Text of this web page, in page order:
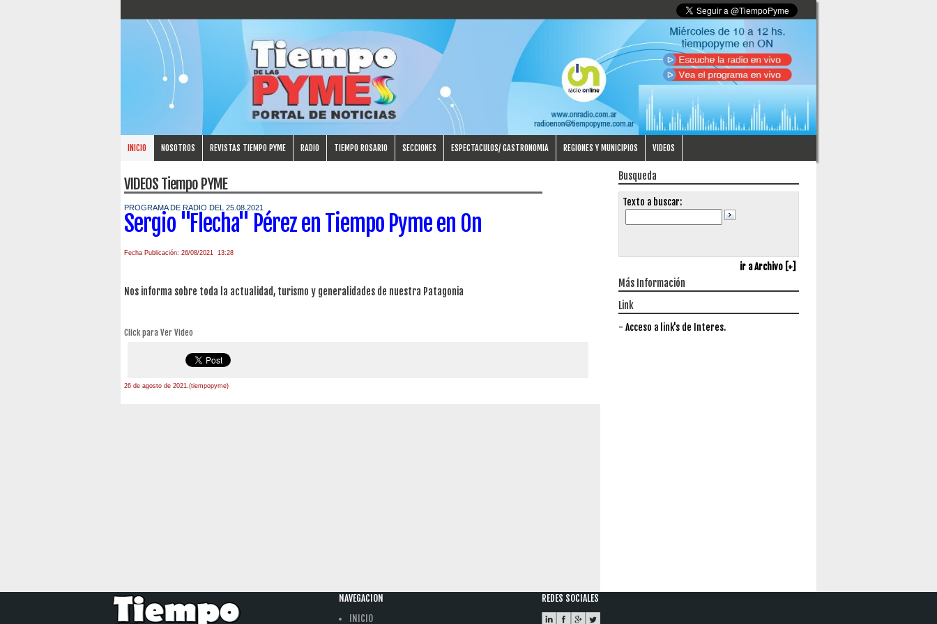
INICIO NOSOTROS REVISTAS TIEMPO PYME RADIO TIEMPO ROSARIO SECCIONES ESPECTACULOS/ GASTRONOMIA REGIONES Y MUNICIPIOS VIDEOS
VIDEOS Tiempo PYME
PROGRAMA DE RADIO DEL 25.08.2021
Sergio "Flecha" Pérez en Tiempo Pyme en On
Fecha Publicación: 26/08/2021 13:28
Nos informa sobre toda la actualidad, turismo y generalidades de nuestra Patagonia
Click para Ver Video
26 de agosto de 2021.(tiempopyme)
Busqueda
Texto a buscar:
ir a Archivo [+]
Más Información
Link
- Acceso a link's de Interes.
NAVEGACION
INICIO
REDES SOCIALES